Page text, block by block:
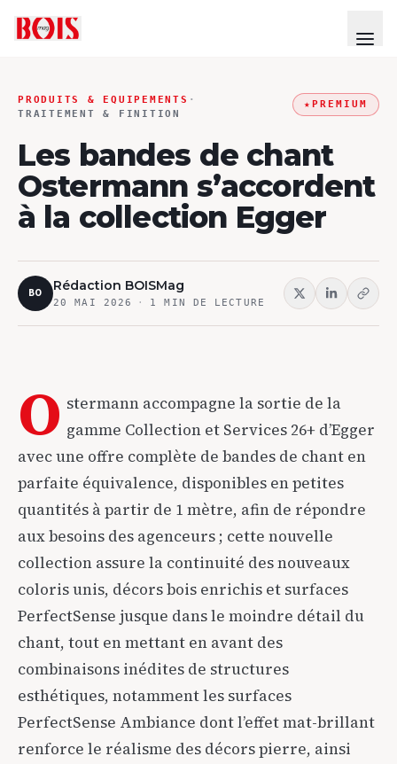
PRODUITS & EQUIPEMENTS ·
TRAITEMENT & FINITION
★PREMIUM
Les bandes de chant
Ostermann s’accordent
à la collection Egger
BO Rédaction BOISMag
20 MAI 2026 · 1 MIN DE LECTURE
O stermann accompagne la sortie de la
gamme Collection et Services 26+ d’Egger
avec une offre complète de bandes de chant en
parfaite équivalence, disponibles en petites
quantités à partir de 1 mètre, afin de répondre
aux besoins des agenceurs ; cette nouvelle
collection assure la continuité des nouveaux
coloris unis, décors bois enrichis et surfaces
PerfectSense jusque dans le moindre détail du
chant, tout en mettant en avant des
combinaisons inédites de structures
esthétiques, notamment les surfaces
PerfectSense Ambiance dont l’effet mat-brillant
renforce le réalisme des décors pierre, ainsi